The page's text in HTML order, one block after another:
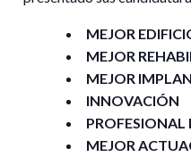
MEJOR
MEJOR
MEJOR
INNOVACIÓN
MEJOR